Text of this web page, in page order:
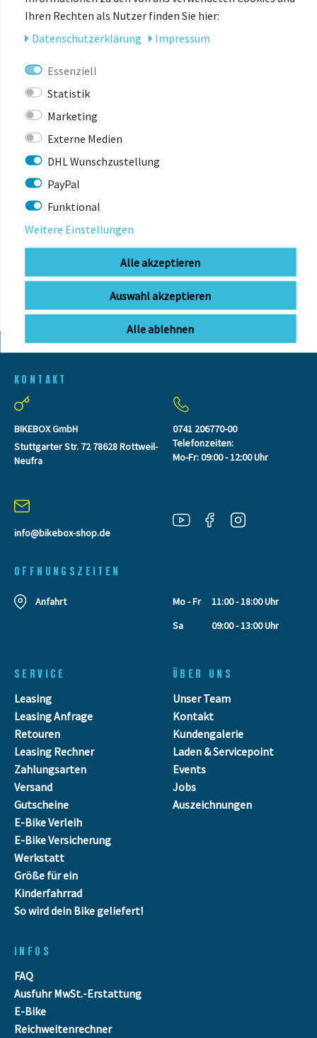
Separater Ölkreislauffür den „Firm“ Modus – Höhere
Kürzerer Ausgleichsbehälter für
Rahmenkompatibilität
ANGESEHEN
KONTAKT
BIKEBOX GmbH
Stuttgarter Str. 72 78628 Rottweil-
Neufra
info@bikebox-shop.de
0741 206770-00
Telefonzeiten:
Mo-Fr: 09:00 - 12:00 Uhr
OFFNUNGSZEITEN
Anfahrt Mo - Fr
11:00 - 18:00 Uhr
Sa
09:00 - 13:00 Uhr
SERVICE
Leasing
Leasing Anfrage
Retouren
Leasing Rechner
Zahlungsarten
Versand
Gutscheine
E-Bike Verleih
E-Bike Versicherung
Werkstatt
Größe für ein
Kinderfahrrad
So wird dein Bike geliefert!
ÜBER UNS
Unser Team
Kontakt
Kundengalerie
Laden & Servicepoint
Events
Jobs
Auszeichnungen
INFOS
FAQ
Ausfuhr MwSt.-Erstattung
E-Bike
Reichweitenrechner
Ihren Rechten als Nutzer finden Sie hier:
Daten­schutz­erklärung
Impressum
Essenziell
Statistik
Marketing
Externe Medien
DHL Wunschzustellung
PayPal
Funktional
Weitere Einstellungen
Alle akzeptieren
Auswahl akzeptieren
Alle ablehnen